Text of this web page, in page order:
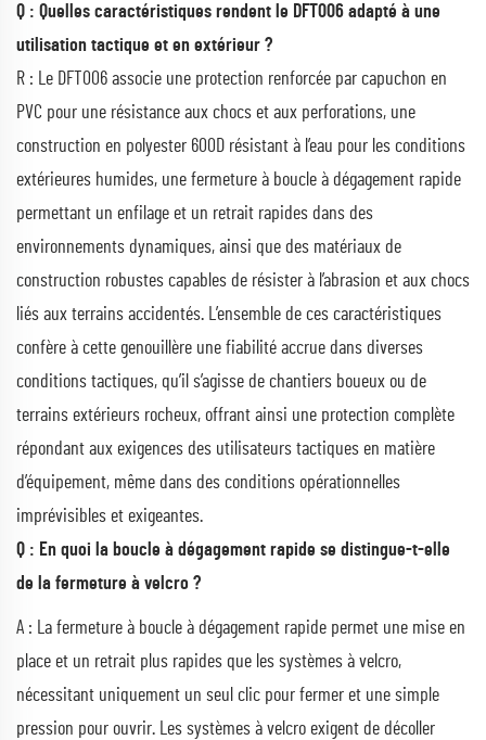
Q : Quelles caractéristiques rendent le DFT006 adapté à une
utilisation tactique et en extérieur ?
R : Le DFT006 associe une protection renforcée par capuchon en
PVC pour une résistance aux chocs et aux perforations, une
construction en polyester 600D résistant à l’eau pour les conditions
extérieures humides, une fermeture à boucle à dégagement rapide
permettant un enfilage et un retrait rapides dans des
environnements dynamiques, ainsi que des matériaux de
construction robustes capables de résister à l’abrasion et aux chocs
liés aux terrains accidentés. L’ensemble de ces caractéristiques
confère à cette genouillère une fiabilité accrue dans diverses
conditions tactiques, qu’il s’agisse de chantiers boueux ou de
terrains extérieurs rocheux, offrant ainsi une protection complète
répondant aux exigences des utilisateurs tactiques en matière
d’équipement, même dans des conditions opérationnelles
imprévisibles et exigeantes.
Q : En quoi la boucle à dégagement rapide se distingue-t-elle
de la fermeture à velcro ?
A : La fermeture à boucle à dégagement rapide permet une mise en
place et un retrait plus rapides que les systèmes à velcro,
nécessitant uniquement un seul clic pour fermer et une simple
pression pour ouvrir. Les systèmes à velcro exigent de décoller